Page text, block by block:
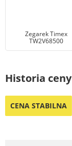
Zegarek Timex
TW2V68500
Historia ceny
CENA STABILNA